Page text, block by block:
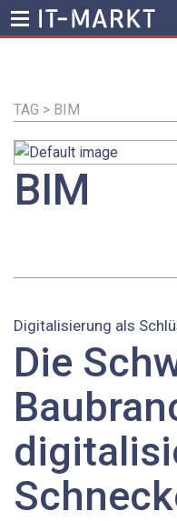
Inhalt
TAG > BIM
BIM
Digitalisierung als
Die